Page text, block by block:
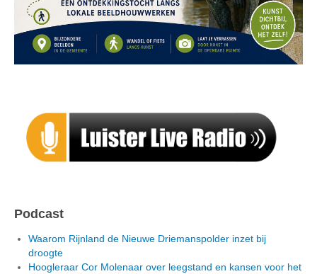
Podcast
Waarom Rijnland de Nieuwe Driemanspolder inzet bij
droogte
Hoogleraar Cor Molenaar over leegstand en kansen voor het